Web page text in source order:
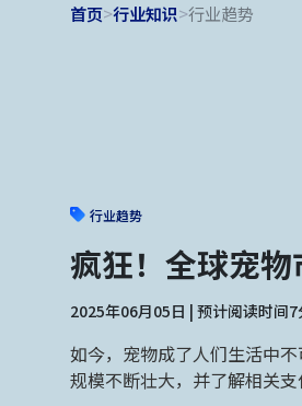
首页>行业知识>行业趋势
行业趋势
疯狂！全球宠
2025年06月05日 | 预计阅读时间7
如今，宠物成了人们生活中
规模不断壮大，并了解相关